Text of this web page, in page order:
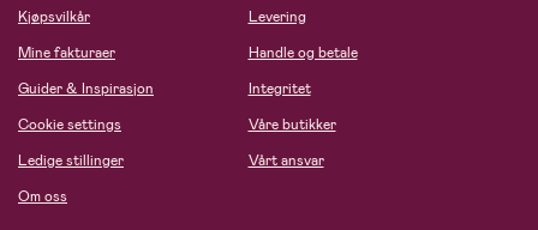
Kjøpsvilkår
Mine fakturaer
Guider & Inspirasjon
Cookie settings
Ledige stillinger
Om oss
Levering
Handle og betale
Integritet
Våre butikker
Vårt ansvar